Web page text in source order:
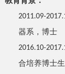
2011.09-
器系，博士
2016.10-
合培养博士生